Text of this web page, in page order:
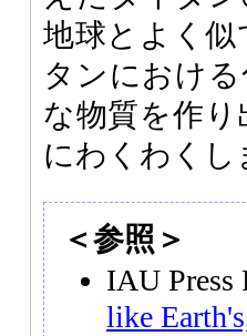
地球とよく
タンにおけ
な物質を作
にわくわくし
＜参照＞
IAU Press
like